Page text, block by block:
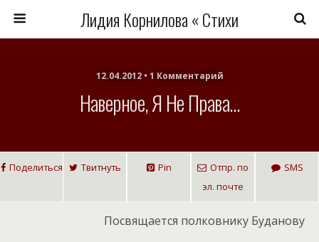
Лидия Корнилова « Стихи
12.04.2012 • 1 Комментарий
Наверное, Я Не Права…
Поделиться Твитнуть Pin
Отпр. по
эл. почте
SMS
Посвящается полковнику Буданову